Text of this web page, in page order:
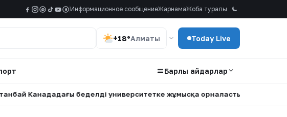
@ a Информационное сообщениеЖарнамаЖоба туралы
+18°Алматы Today Live
Барлық айдарлар
беделді университетке жұмысқа орналасты • Нұртас Адамбай